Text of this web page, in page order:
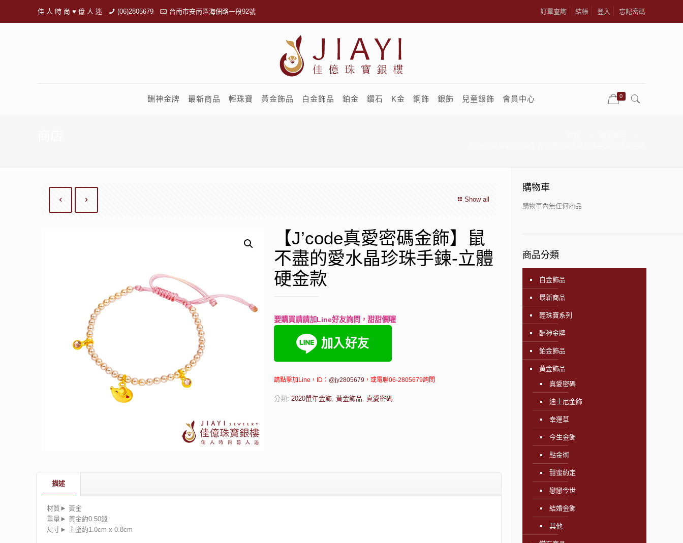
佳 人 時 尚 ♥ 億 人 迷 (06)2805679 台南市安南區海佃路一段92號 訂單查詢 結帳 登入 忘記密碼
酬神金牌 最新商品 輕珠寶 黃金飾品 白金飾品 鉑金 鑽石 K金 鋼飾 銀飾 兒童銀飾 會員中心 0
Show all
【J’code真愛密碼金飾】鼠
不盡的愛水晶珍珠手鍊-立體
硬金款
要購買請請加Line好友詢問，甜甜價喔
請點擊加Line，ID： @jy2805679 ，或電聯06-2805679詢問
分類: 2020鼠年金飾, 黃金飾品, 真愛密碼
描述
材質► 黃金
重量► 黃金約0.50錢
尺寸► 主墜約1.0cm x 0.8cm
購物車
購物車內無任何商品
商品分類
白金飾品
最新商品
輕珠寶系列
酬神金牌
鉑金飾品
黃金飾品
真愛密碼
迪士尼金飾
幸運草
今生金飾
點金術
甜蜜約定
戀戀今世
結婚金飾
其他